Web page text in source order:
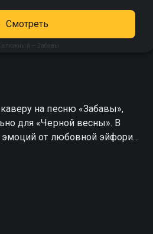
Калюжный — Забавы
Смотреть
на песню «Забавы»,
для «Черной весны». В
эмоций от любовной эйфории
не только молодых
роль Мела, кавер на
стал первым
жанре.